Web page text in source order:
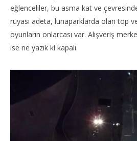
eğlenceliler, bu asma kat ve
rüyası adeta, lunaparklarda olan top
oyunların onlarcası var. Alışveriş
ise ne yazık ki kapalı.